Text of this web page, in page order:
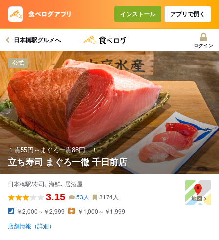
インストール アプリで開く
日本橋駅グルメへ
ログイン
公式
１貫55円～まぐろ一貫88円！！
立ち寿司 まぐろ一徹 千日前店
日本橋駅/寿司､ 海鮮､ 居酒屋
3.15 53人 3174人
￥2,000～￥2,999 ￥1,000～￥1,999
店舗情報（詳細）
コースで使えるクーポン
戻る
クーポンを利用せず予約する